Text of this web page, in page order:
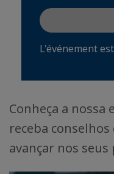
L'événement
Conheça a nossa
receba
avançar nos